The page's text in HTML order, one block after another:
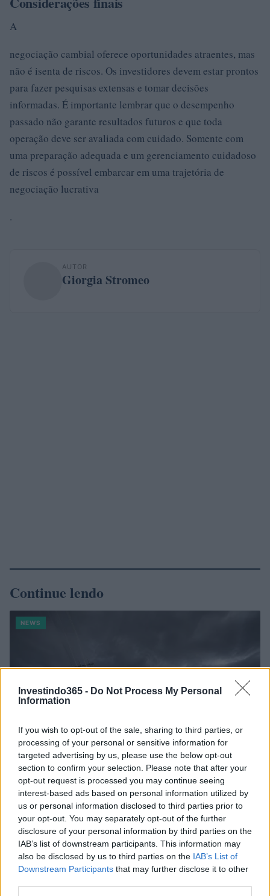
Investindo365 - Do Not Process My Personal
Information
If you wish to opt-out of the sale, sharing to third parties, or
processing of your personal or sensitive information for
targeted advertising by us, please use the below opt-out
section to confirm your selection. Please note that after your
opt-out request is processed you may continue seeing
interest-based ads based on personal information utilized by
us or personal information disclosed to third parties prior to
your opt-out. You may separately opt-out of the further
disclosure of your personal information by third parties on the
IAB’s list of downstream participants. This information may
also be disclosed by us to third parties on the IAB’s List of
Downstream Participants that may further disclose it to other
A
negociação cambial oferece oportunidades atraentes, mas
não é isenta de riscos. Os investidores devem estar prontos
para fazer pesquisas extensas e tomar decisões
informadas. É importante lembrar que o desempenho
passado não garante resultados futuros e que toda
operação deve ser avaliada com cuidado. Somente com
uma preparação adequada e um gerenciamento cuidadoso
de riscos é possível embarcar em uma trajetória de
negociação lucrativa
.
AUTOR
Giorgia Stromeo
Continue lendo
NEWS
Como as concessionárias de energia estão se adaptando aos
impactos das mudanças climáticas
Bruno Costa · 6 ago 2026
NEWS